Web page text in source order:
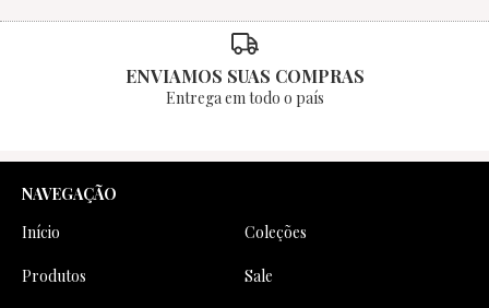
ENVIAMOS SUAS COMPRAS
Entrega em todo o país
NAVEGAÇÃO
Início
Coleções
Produtos Sale